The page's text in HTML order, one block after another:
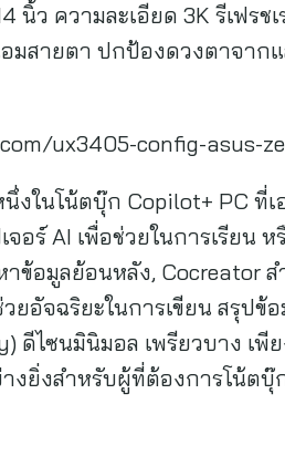
นิ้ว ความละเอียด 3K รีเฟรช
มสายตา ปกป้องดวงตาจาก
ux3405-config-asus-
งในโน้ตบุ๊ก Copilot+ PC ที่
อร์ AI เพื่อช่วยในการเรียน
าข้อมูลย้อนหลัง, Cocreator
อัจฉริยะในการเขียน สรุปข้
ดีไซนมินิมอล เพรียวบาง เพี
างยิ่งสำหรับผู้ที่ต้องการโน้ต